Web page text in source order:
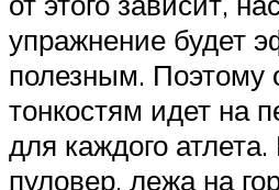
упражнение будет
полезным. Поэтому
тонкостям идет на
для каждого
пуловер, лежа на